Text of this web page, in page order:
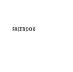
FACEBOOK